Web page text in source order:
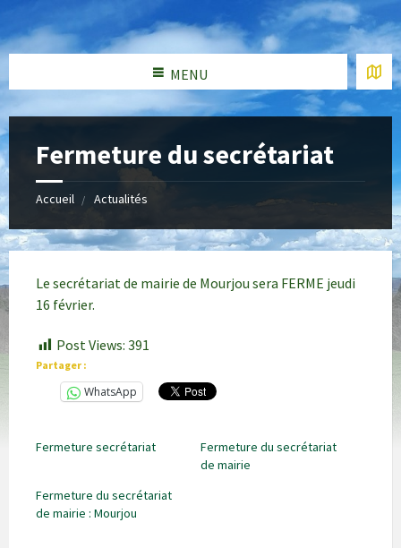
MENU
Fermeture du secrétariat
Accueil Actualités
Le secrétariat de mairie de Mourjou sera FERME jeudi
16 février.
Post Views: 391
Partager :
WhatsApp
Fermeture secrétariat
Fermeture du secrétariat
de mairie
Fermeture du secrétariat
de mairie : Mourjou